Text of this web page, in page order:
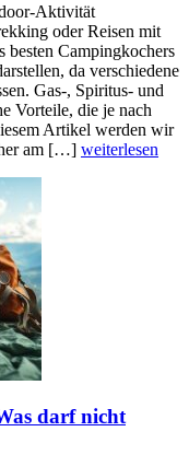
Aktivität
oder Reisen mit
Campingkochers
da verschiedene
Gas-, Spiritus- und
Vorteile, die je nach
Artikel werden wir
am […] weiterlesen
darf nicht